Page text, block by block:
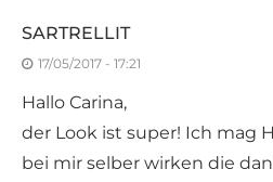
SARTRELLIT
17/05/2017 - 17:21
Hallo Carina,
der Look ist super! Ich mag
bei mir selber wirken die